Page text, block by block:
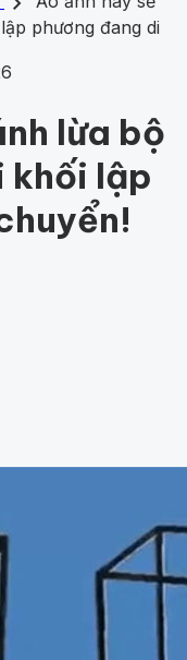
1001 bí ẩn
phương đang di
lừa bộ
khối lập